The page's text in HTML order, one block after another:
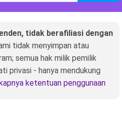
tidak berafiliasi dengan
tidak menyimpan atau
semua hak milik pemilik
privasi - hanya mendukung
ketentuan penggunaan